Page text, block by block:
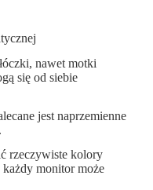
nawet motki
się od siebie
jest naprzemienne
rzeczywiste kolory
każdy monitor może